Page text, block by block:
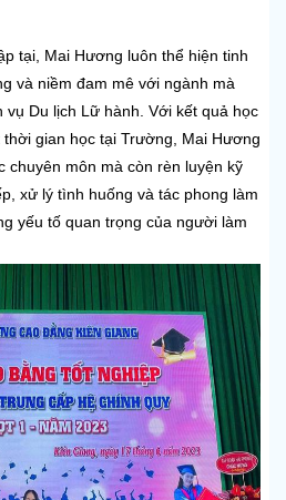
tại, Mai Hương luôn thể hiện tinh
và niềm đam mê với ngành mà
vụ Du lịch Lữ hành. Với kết quả học
gian học tại Trường,
Mai Hương
chuyên môn mà còn rèn luyện kỹ
xử lý tình huống và tác phong làm
yếu tố quan trọng của người làm